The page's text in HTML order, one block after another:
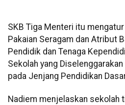
SKB Tiga Menteri itu
Pakaian Seragam dan Atribut
Pendidik dan Tenaga
Sekolah yang
pada Jenjang Pendidikan
Nadiem menjelaskan sekolah